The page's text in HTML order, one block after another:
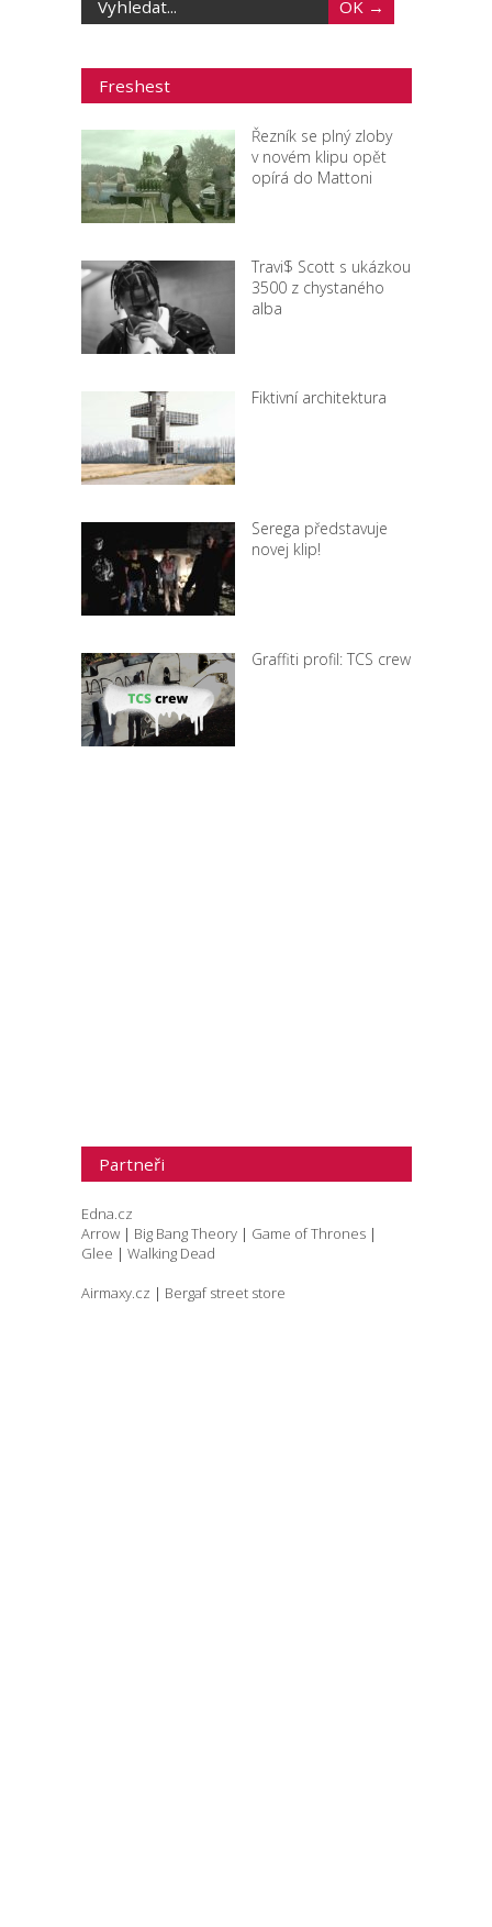
Freshest
Řezník se plný zloby
v novém klipu opět
opírá do Mattoni
Travi$ Scott s ukázkou
3500 z chystaného
alba
Fiktivní architektura
Serega představuje
novej klip!
Graffiti profil: TCS crew
Partneři
Edna.cz
Arrow | Big Bang Theory | Game of Thrones |
Glee | Walking Dead
Airmaxy.cz | Bergaf street store